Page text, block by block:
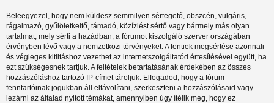
Beleegyezel, hogy nem küldesz semmilyen sértegető, obszcén, vulgáris,
rágalmazó, gyűlöletkeltő, támadó, közízlést sértő vagy bármely más olyan
tartalmat, mely sérti a hazádban, a fórumot kiszolgáló szerver országában
érvényben lévő vagy a nemzetközi törvényeket. A fentiek megsértése azonnali
és végleges kitiltáshoz vezethet az internetszolgáltatód értesítésével együtt, ha
ezt szükségesnek tartjuk. A feltételek betartatásának érdekében az összes
hozzászóláshoz tartozó IP-címet tároljuk. Elfogadod, hogy a fórum
fenntartóinak jogukban áll eltávolítani, szerkeszteni a hozzászólásaid vagy
lezárni az általad nyitott témákat, amennyiben úgy ítélik meg, hogy ez